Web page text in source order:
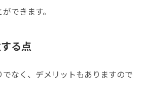
できます。
る点
なく、デメリットもありますので